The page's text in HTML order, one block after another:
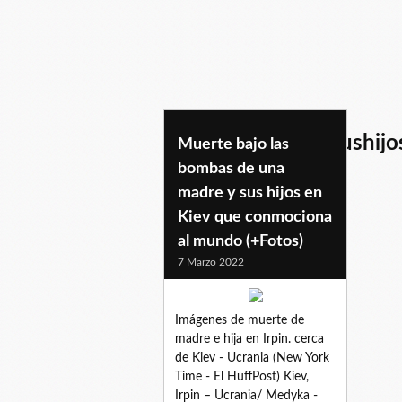
Muerte bajo las
bombas de una
madre y sus hijos en
Kiev que conmociona
al mundo (+Fotos)
7 Marzo 2022
Imágenes de muerte de
madre e hija en Irpin. cerca
de Kiev - Ucrania (New York
Time - El HuffPost) Kiev,
Irpin – Ucrania/ Medyka -